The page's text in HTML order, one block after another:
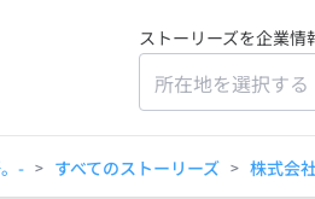
ストーリーズを企業情
所在地を選択する
- > すべてのストーリーズ > 株式会